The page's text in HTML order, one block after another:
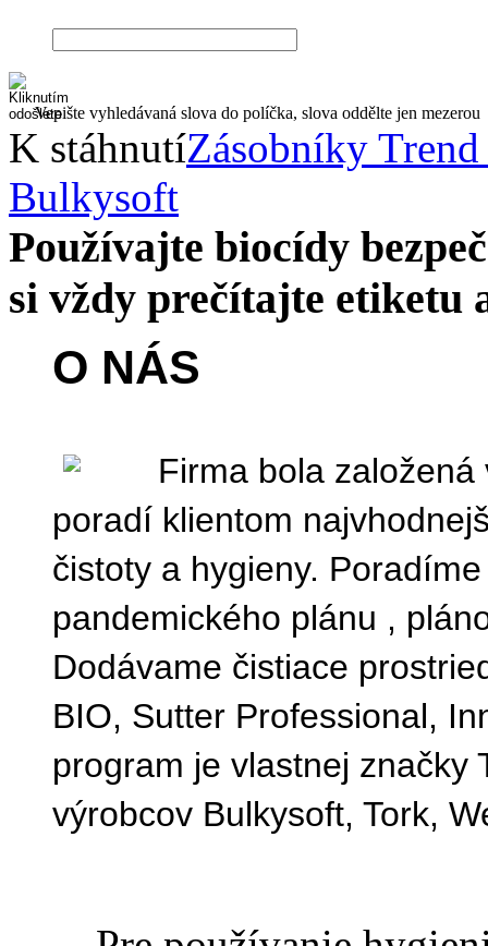
Vepište vyhledávaná slova do políčka, slova oddělte jen mezerou
K stáhnutíZásobníky
Bulkysoft
Používajte biocídy
si vždy prečítajte etiketu
O NÁS
Firma bola
poradí klientom
čistoty a hygieny.
pandemického plánu ,
Dodávame čistiace
BIO, Sutter Professional,
program je vlastnej značky
výrobcov Bulkysoft, Tork,